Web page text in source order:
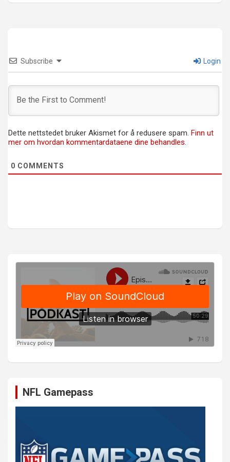
Subscribe Login
Dette nettstedet bruker Akismet for å redusere spam. Finn ut
mer om hvordan kommentardataene dine behandles.
0 COMMENTS
NFL Gamepass